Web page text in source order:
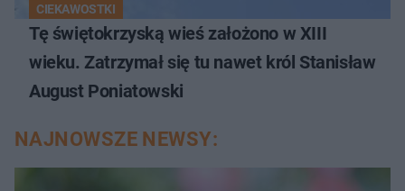
CIEKAWOSTKI
Tę świętokrzyską wieś założono w XIII
wieku. Zatrzymał się tu nawet król Stanisław
August Poniatowski
NAJNOWSZE NEWSY: